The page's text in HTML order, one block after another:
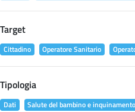
Target
Cittadino Operatore Sanitario
Tipologia
Dati
Salute del bambino e